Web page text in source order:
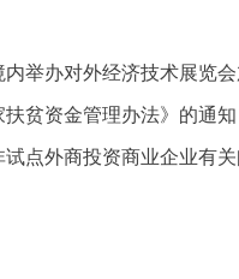
举办对外经济技术展览
贫资金管理办法》的通
点外商投资商业企业有